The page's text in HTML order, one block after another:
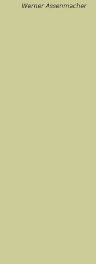
Werner Assenmacher